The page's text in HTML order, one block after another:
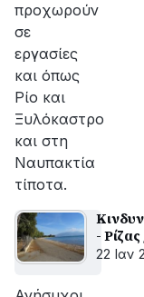
προχωρούν
σε
εργασίες
και όπως
Ρίο και
Ξυλόκαστρο
και στη
Ναυπακτία
τίποτα.
-
22 Ιαν